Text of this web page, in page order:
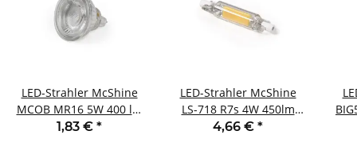
LED-Strahler McShine
MCOB MR16 5W 400 lm
neutralweiß
1,83 € *
LED-Strahler McShine
LS-718 R7s 4W 450lm
78mm 360° neutralweiß
4,66 € *